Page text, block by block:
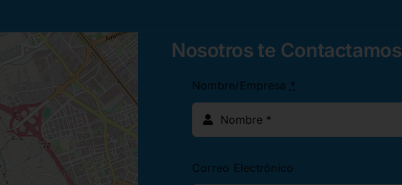
Nosotros te Contactamos
Nombre/Empresa *
Correo Electrónico